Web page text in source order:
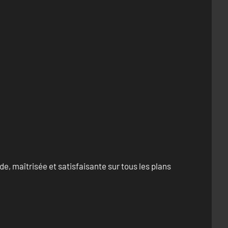
maîtrisée et satisfaisante sur tous les plans